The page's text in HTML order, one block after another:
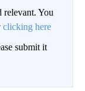
relevant. You
clicking here
submit it